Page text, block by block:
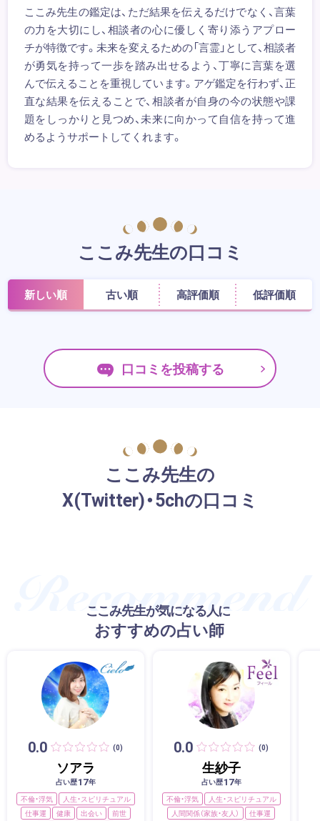
ここみ先生の鑑定は、ただ結果を伝えるだけでなく、言葉
の力を大切にし、相談者の心に優しく寄り添うアプロー
チが特徴です。未来を変えるための「言霊」として、相談者
が勇気を持って一歩を踏み出せるよう、丁寧に言葉を選
んで伝えることを重視しています。アゲ鑑定を行わず、正
直な結果を伝えることで、相談者が自身の今の状態や課
題をしっかりと見つめ、未来に向かって自信を持って進
めるようサポートしてくれます。
ここみ先生の口コミ
新しい順 古い順 高評価順 低評価順
口コミを投稿する
ここみ先生の
X(Twitter)・5chの口コミ
ここみ先生が気になる人に
おすすめの占い師
0.0 (0)
ソアラ
占い歴17年
不倫・浮気
人生・スピリチュアル
仕事運
健康 出会い
前世
0.0 (0)
生紗子
占い歴17年
不倫・浮気
人生・スピリチュアル
人間関係（家族・友人）
仕事運